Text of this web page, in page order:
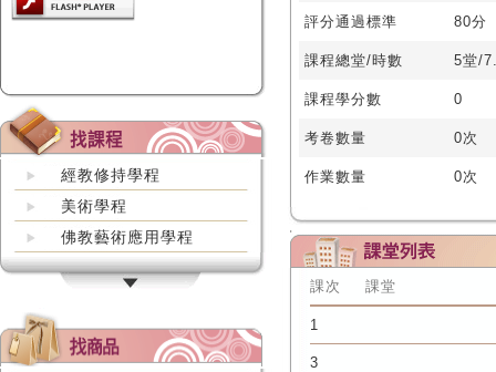
經教修持學程
美術學程
佛教藝術應用學程
評分通過標準 80分
課程總堂/時數 5堂/
課程學分數 0
考卷數量 0次
作業數量 0次
課次 課堂
1
3